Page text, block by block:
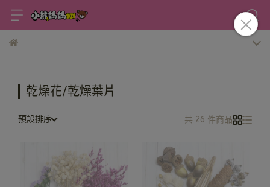
乾燥花/乾燥葉片
預設排序 共 26 件商品